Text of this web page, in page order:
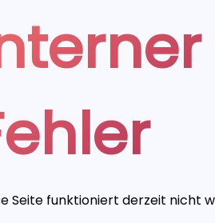
Seite funktioniert derzeit nicht